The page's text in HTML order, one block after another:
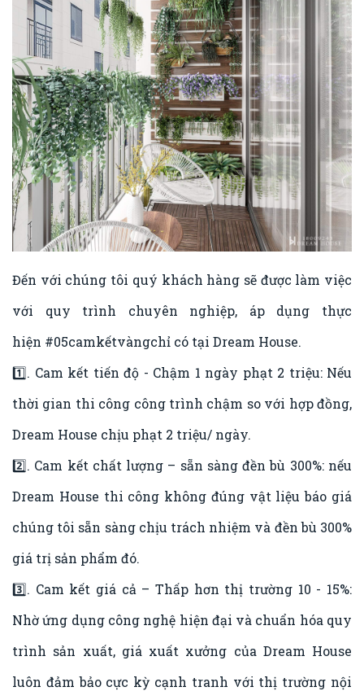
Đến với chúng tôi quý khách hàng sẽ được làm việc
với quy trình chuyên nghiệp, áp dụng thực
hiện #05camkếtvàngchỉ có tại Dream House.
1️⃣. Cam kết tiến độ - Chậm 1 ngày phạt 2 triệu: Nếu
thời gian thi công công trình chậm so với hợp đồng,
Dream House chịu phạt 2 triệu/ ngày.
2️⃣. Cam kết chất lượng – sẵn sàng đền bù 300%: nếu
Dream House thi công không đúng vật liệu báo giá
chúng tôi sẵn sàng chịu trách nhiệm và đền bù 300%
giá trị sản phẩm đó.
3️⃣. Cam kết giá cả – Thấp hơn thị trường 10 - 15%:
Nhờ ứng dụng công nghệ hiện đại và chuẩn hóa quy
trình sản xuất, giá xuất xưởng của Dream House
luôn đảm bảo cực kỳ cạnh tranh với thị trường nội